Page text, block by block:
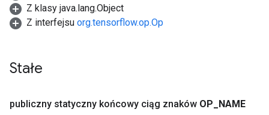
Z klasy java.lang.Object
Z interfejsu org.tensorflow.op.Op
Stałe
publiczny statyczny końcowy ciąg znaków OP NAME